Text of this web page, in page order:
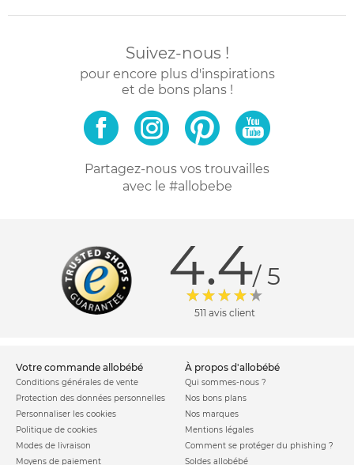
Suivez-nous !
pour encore plus d'inspirations
et de bons plans !
Partagez-nous vos trouvailles
avec le #allobebe
4.4/ 5
511 avis client
votre commande allobébé
Conditions générales de vente
Protection des données personnelles
Personnaliser les cookies
Politique de cookies
Modes de livraison
Moyens de paiement
à propos d'allobébé
Qui sommes-nous ?
Nos bons plans
Nos marques
Mentions légales
Comment se protéger du phishing ?
Soldes allobébé